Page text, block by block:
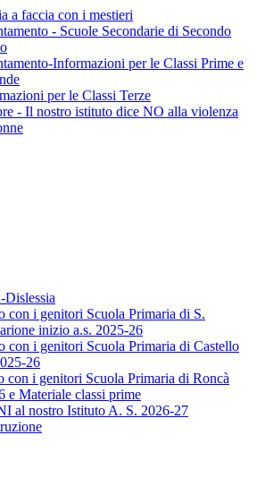
a faccia con i mestieri
- Scuole Secondarie di Secondo
Informazioni per le Classi Prime e
per le Classi Terze
- Il nostro istituto dice NO alla violenza
con i genitori Scuola Primaria di S.
inizio a.s. 2025-26
con i genitori Scuola Primaria di Castello
26
con i genitori Scuola Primaria di Roncà
e Materiale classi prime
al nostro Istituto A. S. 2026-27